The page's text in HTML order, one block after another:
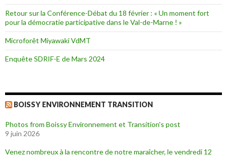
Retour sur la Conférence-Débat du 18 février : « Un moment fort
pour la démocratie participative dans le Val-de-Marne ! »
Microforêt Miyawaki VdMT
Enquête SDRIF-E de Mars 2024
BOISSY ENVIRONNEMENT TRANSITION
Photos from Boissy Environnement et Transition's post
9 juin 2026
Venez nombreux à la rencontre de notre maraîcher, le vendredi 12